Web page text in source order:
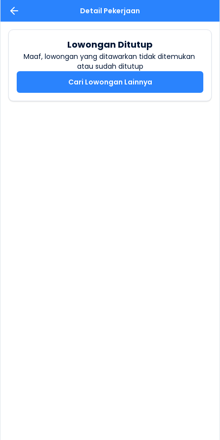
Detail Pekerjaan
Lowongan Ditutup
Maaf, lowongan yang ditawarkan tidak ditemukan
atau sudah ditutup
Cari Lowongan Lainnya